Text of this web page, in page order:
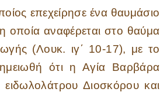
επεχείρησε ένα θαυμάσιο
οποία αναφέρεται στο θαύμα
(Λουκ. ιγ΄ 10-17), με το
ότι η Αγία Βαρβάρα
Διοσκόρου και